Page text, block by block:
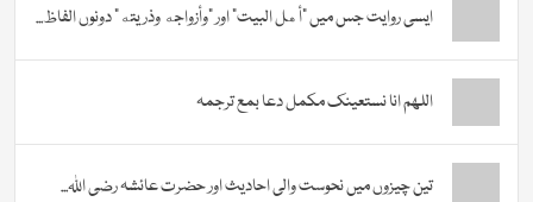
ایسی روایت جس میں “أهل البيت” اور “وأزواجه وذريته” دونوں الفاظ...
اللھم انا نستعینک مکمل دعا بمع ترجمہ
تین چیزوں میں نحوست والی احادیث اور حضرت عائشہ رضی اللہ...